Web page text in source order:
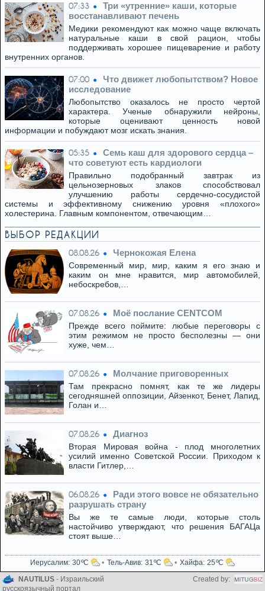
07:33
Три «утренние» каши, которые
восстанавливают печень
Медики рекомендуют как можно чаще включать
натуральные каши в свой рацион, чтобы
поддерживать хорошее пищеварение и работу
внутренних органов.
07:00
Что движет любопытством? Новое
исследование
Любопытство оказалось не просто чертой
характера. Ученые обнаружили нейроны,
которые оценивают ценность новой
информации и побуждают мозг искать знания.
05:35
Семь каш для здорового сердца –
что советуют есть кардиологи
Правильно подобранный завтрак из
цельнозерновых злаков способствовал
улучшению работы сердечно-сосудистой
системы и эффективному снижению уровня «плохого»
холестерина. Главным компонентом, отвечающим…
ВЫБОР РЕДАКЦИИ
08.08.26 Чернокожая Елена
Современный мир, мир, каким я его знаю и
каким он мне нравится, мир автомобилей,
небоскребов,…
07.08.26 Моё послание CENTCOM
Прежде всего поймите: любые переговоры с
этим режимом не просто бесполезны — они
хуже, чем…
07.08.26 Молчание приговоренных
Там прекрасно помнят, как те же лидеры
сегодняшней оппозиции, Айзенкот, Бенет, Лапид,
Голан и…
07.08.26 Диагноз
Вторая Мировая война - плод многолетних
усилий именно Советской России. Приходом к
власти Гитлер,…
06.08.26
Ради этого вовсе не обязательно
разрушать страну
Вы же те самые люди, которые столь
настойчиво утверждают, что решения БАГАЦа
стоят выше…
Иерусалим 30 Тель-Авив 31 Хайфа 25
NAUTILUS - Израильский
русскоязычный портал
Created by: